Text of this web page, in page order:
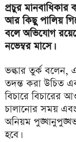
প্রচুর মানবাধিকার
আর কিছু পালিয়
বলে অভিযোগ
নভেম্বর মাসে।
ভল্কার তুর্ক বলেন,
তদন্ত করা উচিত
বিচারে বিচারের
চালানোর সময়
অনিয়ম
হবে।